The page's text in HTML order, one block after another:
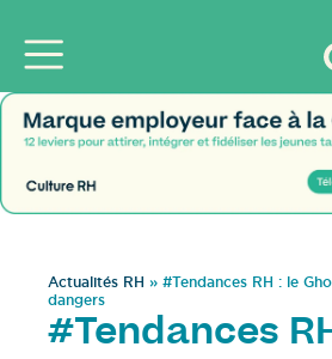
Actualités RH » #Tendances RH : le
dangers
#Tendances